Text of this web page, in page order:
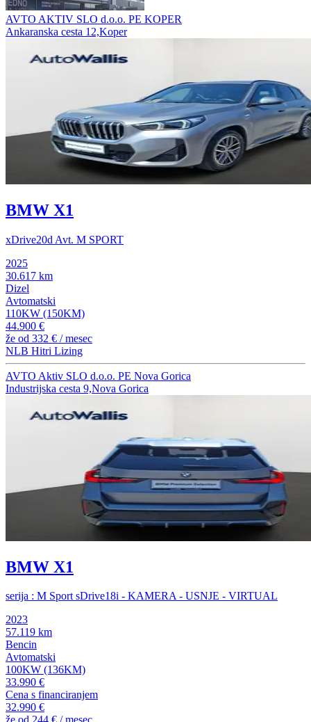
AVTO AKTIV SLO d.o.o. PE KOPER
Ankaranska cesta 12,Koper
BMW X1
xDrive20d Avt. M SPORT
2025
30.617 km
Dizel
Avtomatski
110KW (150KM)
44.900 €
že od 332 € / mesec
NLB Hitri Lizing
AVTO Aktiv SLO d.o.o. PE Nova Gorica
Industrijska cesta 9,Nova Gorica
BMW X1
serija : M Sport sDrive18i - KAMERA - USNJE - VIRTUAL
2023
57.119 km
Bencin
Avtomatski
100KW (136KM)
33.990 €
Cena s financiranjem
32.990 €